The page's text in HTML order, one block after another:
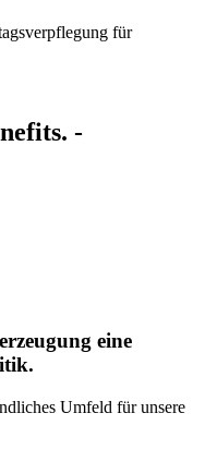
für
-
eine
Umfeld für unsere